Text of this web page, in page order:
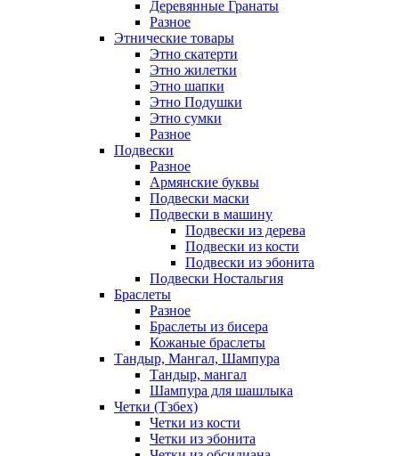
Деревянные Гранаты
Разное
Этнические товары
Этно скатерти
Этно жилетки
Этно шапки
Этно Подушки
Этно сумки
Разное
Подвески
Разное
Армянские буквы
Подвески маски
Подвески в машину
Подвески из дерева
Подвески из кости
Подвески из эбонита
Подвески Ностальгия
Браслеты
Разное
Браслеты из бисера
Кожаные браслеты
Тандыр, Мангал, Шампура
Тандыр, мангал
Шампура для шашлыка
Четки (Тзбех)
Четки из кости
Четки из эбонита